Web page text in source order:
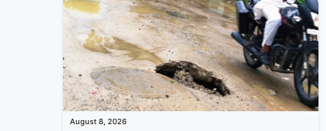
August 8, 2026